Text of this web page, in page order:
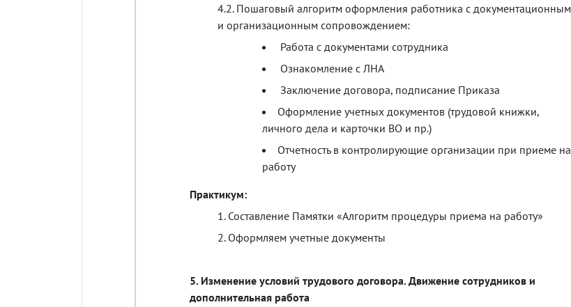
4.2. Пошаговый алгоритм оформления работника с документационным
и организационным сопровождением:
Работа с документами сотрудника
Ознакомление с ЛНА
Заключение договора, подписание Приказа
Оформление учетных документов (трудовой книжки,
личного дела и карточки ВО и пр.)
Отчетность в контролирующие организации при приеме на
работу
Практикум:
1. Составление Памятки «Алгоритм процедуры приема на работу»
2. Оформляем учетные документы
5.Изменение условий трудового договора.Движение сотрудников и
дополнительная работа